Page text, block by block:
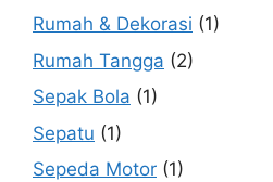
Rumah & Dekorasi (1)
Rumah Tangga (2)
Sepak Bola (1)
Sepatu (1)
Sepeda Motor (1)